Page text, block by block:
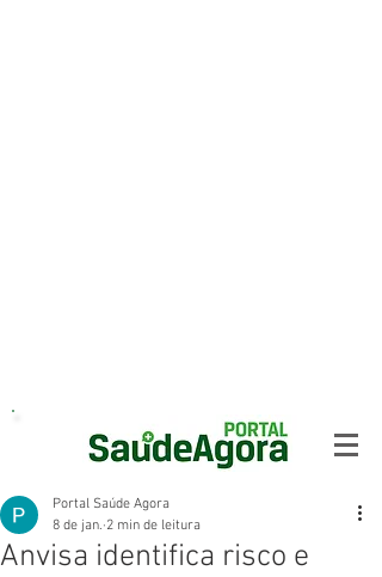
Anvisa identifica risco e
Portal Saúde Agora
8 de jan. 2 min de leitura